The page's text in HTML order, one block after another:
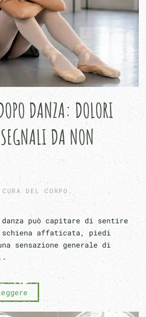
DANZA: DOLORI
DA NON
CURA DEL CORPO .
può capitare di sentire
schiena affaticata, piedi
sensazione generale di